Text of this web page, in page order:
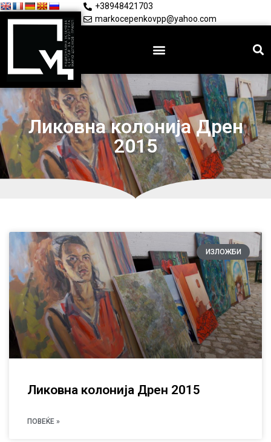
+38948421703
markocepenkovpp@yahoo.com
Ликовна колонија Дрен
2015
ИЗЛОЖБИ
Ликовна колонија Дрен 2015
ПОВЕЌЕ »